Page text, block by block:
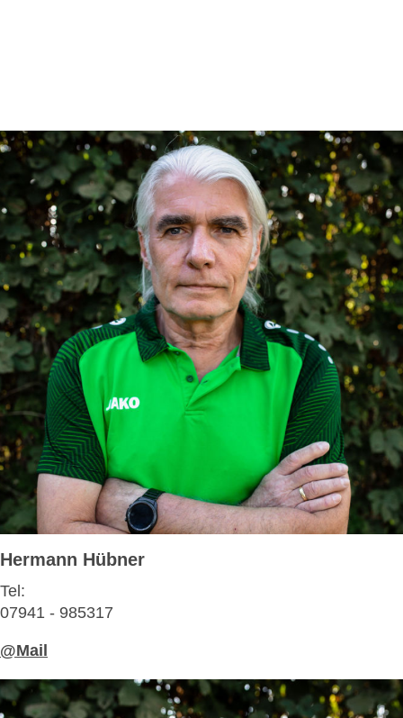
Hermann Hübner
Tel:
07941 - 985317
@Mail